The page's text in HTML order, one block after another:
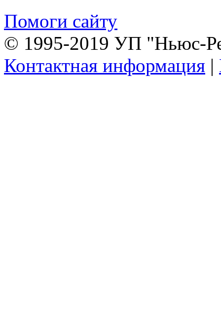
Помоги сайту
© 1995-2019 УП "Ньюс-
Контактная информация |